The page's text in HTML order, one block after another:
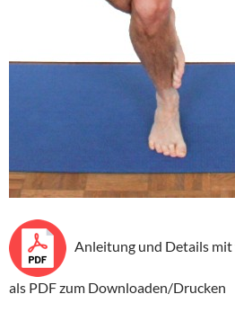
Anleitung und Details
als PDF zum Downloaden/Drucken